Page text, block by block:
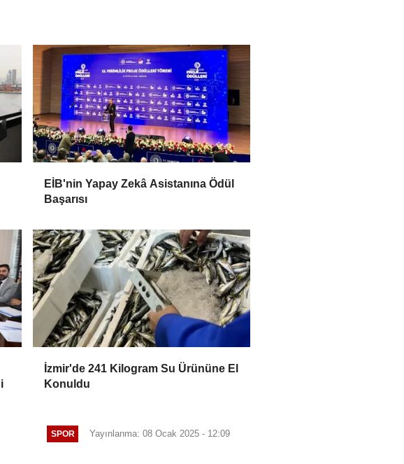
EİB'nin Yapay Zekâ Asistanına Ödül
Başarısı
İzmir'de 241 Kilogram Su Ürününe El
Konuldu
SPOR Yayınlanma: 08 Ocak 2025 - 12:09